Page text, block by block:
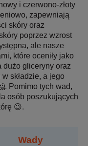
i czerwono-złoty
zapewniają
skóry oraz
poprzez wzrost
ale nasze
które oceniły jako
dużo gliceryny oraz
składzie, a jego
Pomimo tych wad,
osób poszukujących
😉.
Wady